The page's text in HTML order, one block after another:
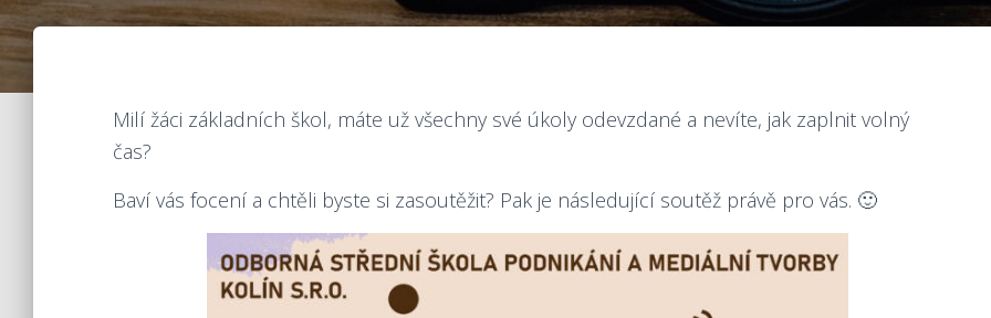
Milí žáci základních škol, máte už všechny své úkoly odevzdané a nevíte, jak zaplnit volný
čas?
Baví vás focení a chtěli byste si zasoutěžit? Pak je následující soutěž právě pro vás. 🙂